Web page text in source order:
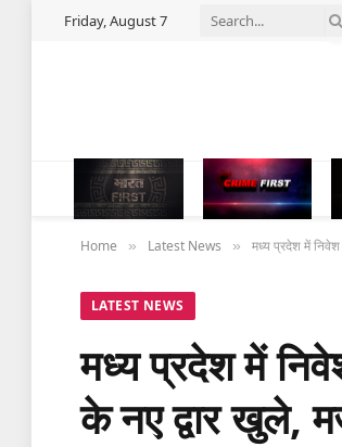
Friday, August 7
Home » Latest News » मध्य प्रदेश में निवेश
LATEST NEWS
मध्य प्रदेश में
के नए द्वार खुले,